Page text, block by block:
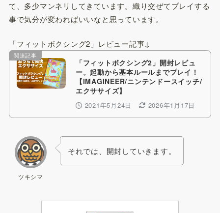
て、多少マンネリしてきています。織り交ぜてプレイする
事で気分が変わればいいなと思っています。
「フィットボクシング2」レビュー記事↓
関連記事
「フィットボクシング2」開封レビュ
ー。起動から基本ルールまでプレイ！
【IMAGINEER/ニンテンドースイッチ/
エクササイズ】
2021年5月24日 2026年1月17日
ツキシマ
それでは、開封していきます。